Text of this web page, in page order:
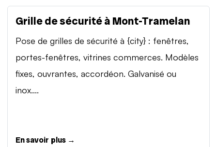
Grille de sécurité à Mont-Tramelan
Pose de grilles de sécurité à {city} : fenêtres,
portes-fenêtres, vitrines commerces. Modèles
fixes, ouvrantes, accordéon. Galvanisé ou
inox....
En savoir plus →